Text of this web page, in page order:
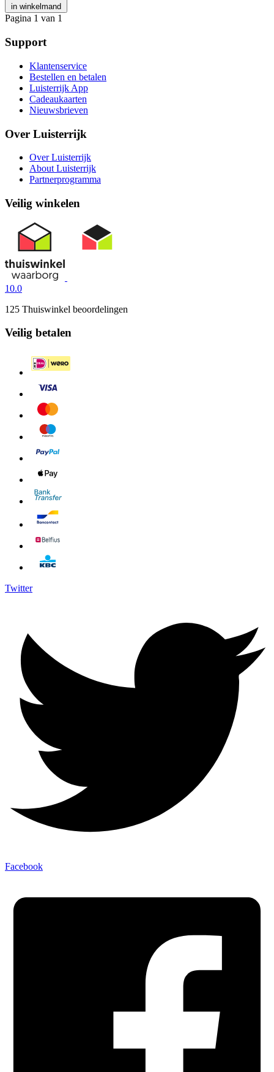
in winkelmand
Pagina 1 van 1
Support
Klantenservice
Bestellen en betalen
Luisterrijk App
Cadeaukaarten
Nieuwsbrieven
Over Luisterrijk
Over Luisterrijk
About Luisterrijk
Partnerprogramma
Veilig winkelen
10.0
125 Thuiswinkel beoordelingen
Veilig betalen
Twitter
Facebook